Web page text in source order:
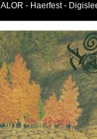
ALOR - Haerfest -